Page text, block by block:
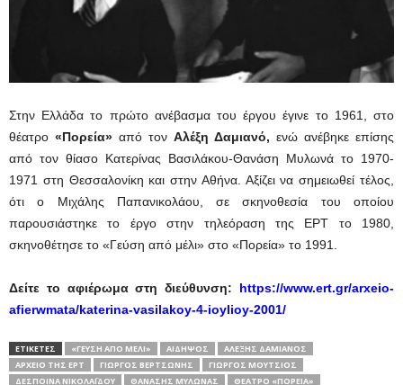
Στην Ελλάδα το πρώτο ανέβασμα του έργου έγινε το 1961, στο
θέατρο «Πορεία» από τον Αλέξη Δαμιανό, ενώ ανέβηκε επίσης
από τον θίασο Κατερίνας Βασιλάκου-Θανάση Μυλωνά το 1970-
1971 στη Θεσσαλονίκη και στην Αθήνα. Αξίζει να σημειωθεί τέλος,
ότι ο Μιχάλης Παπανικολάου, σε σκηνοθεσία του οποίου
παρουσιάστηκε το έργο στην τηλεόραση της ΕΡΤ το 1980,
σκηνοθέτησε το «Γεύση από μέλι» στο «Πορεία» το 1991.
Δείτε το αφιέρωμα στη διεύθυνση: https://www.ert.gr/arxeio-
afierwmata/katerina-vasilakoy-4-ioylioy-2001/
ΕΤΙΚΕΤΕΣ «ΓΕΎΣΗ ΑΠΌ ΜΈΛΙ» ΑΙΔΗΨΌΣ
ΑΛΈΞΗΣ ΔΑΜΙΑΝΌΣ
ΑΡΧΕΙΟ ΤΗΣ ΕΡΤ
ΓΙΏΡΓΟΣ ΒΕΡΤΣΏΝΗΣ
ΓΙΏΡΓΟΣ ΜΟΎΤΣΙΟΣ
ΔΈΣΠΟΙΝΑ ΝΙΚΟΛΑΪ́ΔΟΥ
ΘΑΝΆΣΗΣ ΜΥΛΩΝΆΣ
ΘΈΑΤΡΟ «ΠΟΡΕΊΑ»